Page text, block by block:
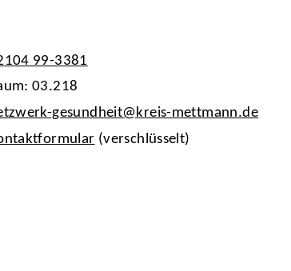
99-3381
03.218
gesundheit@kreis-mettmann.de
(verschlüsselt)